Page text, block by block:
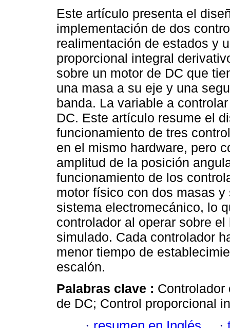
Este artículo presenta el
implementación de dos
realimentación de estados y
proporcional integral
sobre un motor de DC que
una masa a su eje y una
banda. La variable a
DC. Este artículo resume el
funcionamiento de tres
en el mismo hardware, pero
amplitud de la posición
funcionamiento de los
motor físico con dos masas
sistema electromecánico, lo
controlador al operar sobre
simulado. Cada controlador
menor tiempo de
escalón.
Palabras clave : Controlador
de DC; Control proporcional